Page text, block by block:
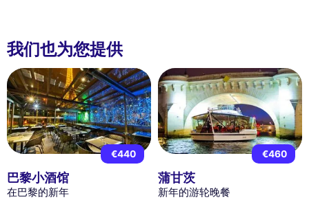
我们也为您提供
€440
巴黎小酒馆
在巴黎的新年
€460
蒲甘茨
新年的游轮晚餐